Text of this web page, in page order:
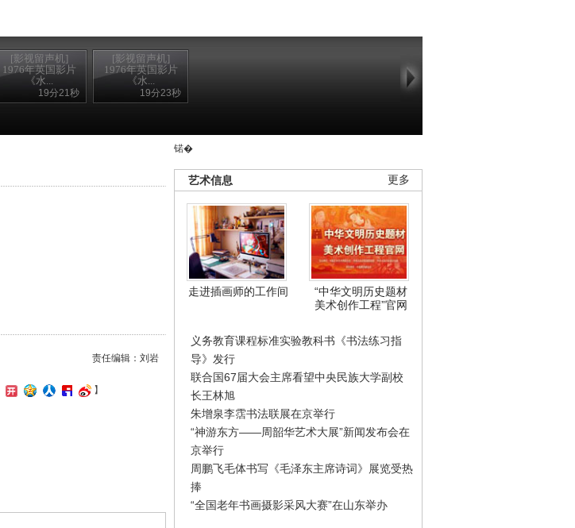
[影视留声机]
1976年英国影片
《水...
19分21秒
[影视留声机]
1976年英国影片
《水...
19分23秒
锘�
更多
艺术信息
走进插画师的工作间
“中华文明历史题材
美术创作工程”官网
义务教育课程标准实验教科书《书法练习指
导》发行
联合国67届大会主席看望中央民族大学副校
长王林旭
朱增泉李霑书法联展在京举行
“神游东方——周韶华艺术大展”新闻发布会在
京举行
周鹏飞毛体书写《毛泽东主席诗词》展览受热
捧
“全国老年书画摄影采风大赛”在山东举办
责任编辑：刘岩
】